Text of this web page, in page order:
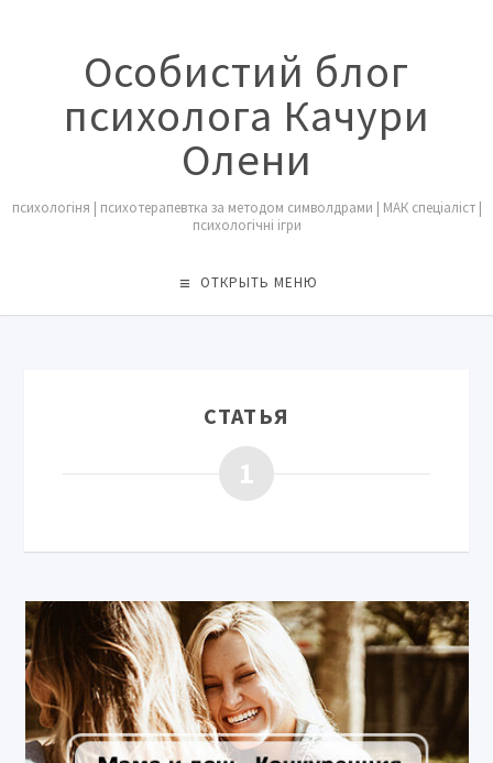
Особистий блог
психолога Качури
Олени
психологіня | психотерапевтка за методом символдрами | МАК спеціаліст |
психологічні ігри
ОТКРЫТЬ МЕНЮ
СТАТЬЯ
1